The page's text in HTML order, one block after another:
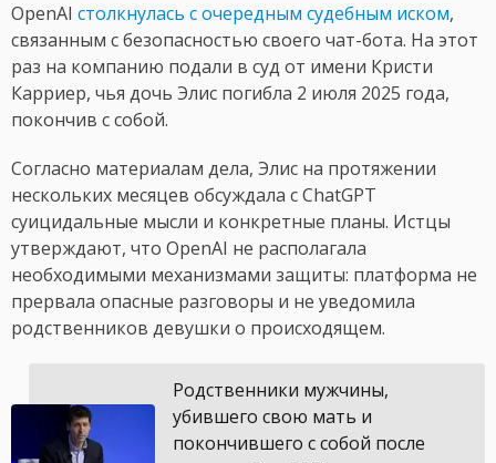
OpenAI столкнулась с очередным судебным иском,
связанным с безопасностью своего чат-бота. На этот
раз на компанию подали в суд от имени Кристи
Карриер, чья дочь Элис погибла 2 июля 2025 года,
покончив с собой.
Согласно материалам дела, Элис на протяжении
нескольких месяцев обсуждала с ChatGPT
суицидальные мысли и конкретные планы. Истцы
утверждают, что OpenAI не располагала
необходимыми механизмами защиты: платформа не
прервала опасные разговоры и не уведомила
родственников девушки о происходящем.
Родственники мужчины,
убившего свою мать и
покончившего с собой после